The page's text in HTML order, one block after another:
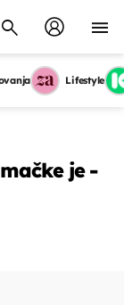
Lifestyle
je -